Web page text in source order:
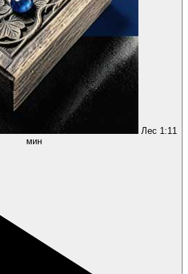
Лес 1:11
мин